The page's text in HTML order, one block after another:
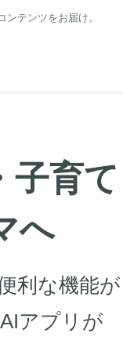
テンツをお届け。
子育て
へ
利な機能が
アプリが